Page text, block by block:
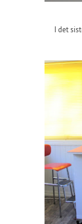
I det